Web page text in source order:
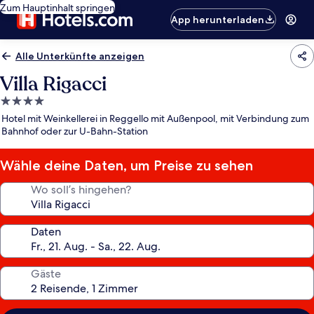
Zum Hauptinhalt springen
App herunterladen
Alle Unterkünfte anzeigen
Villa Rigacci
4.0-
Sterne-
Unterkunft
Hotel mit Weinkellerei in Reggello mit Außenpool, mit Verbindung zum
Bahnhof oder zur U-Bahn-Station
Wähle deine Daten, um Preise zu sehen
Wo soll’s hingehen?
Daten
Gäste